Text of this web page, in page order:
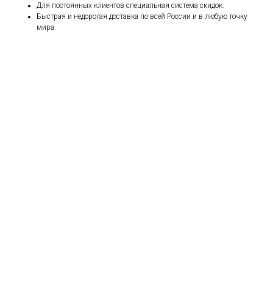
Для постоянных клиентов специальная система скидок.
Быстрая и недорогая доставка по всей России и в любую точку
мира.